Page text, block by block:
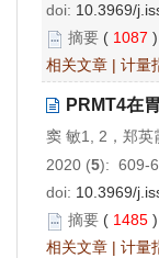
doi: 10.3969/
摘要 ( 1087
相关文章 | 计量
PRMT4在
窦 敏1, 2，郑英
2020 (5): 609-
doi: 10.3969/
摘要 ( 1485
相关文章 | 计量